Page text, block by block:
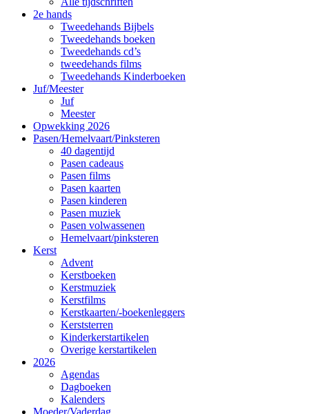
2e hands
Tweedehands Bijbels
Tweedehands boeken
Tweedehands cd’s
tweedehands films
Tweedehands Kinderboeken
Juf/Meester
Juf
Meester
Opwekking 2026
Pasen/Hemelvaart/Pinksteren
40 dagentijd
Pasen cadeaus
Pasen films
Pasen kaarten
Pasen kinderen
Pasen muziek
Pasen volwassenen
Hemelvaart/pinksteren
Kerst
Advent
Kerstboeken
Kerstmuziek
Kerstfilms
Kerstkaarten/-boekenleggers
Kerststerren
Kinderkerstartikelen
Overige kerstartikelen
2026
Agendas
Dagboeken
Kalenders
Moeder/Vaderdag